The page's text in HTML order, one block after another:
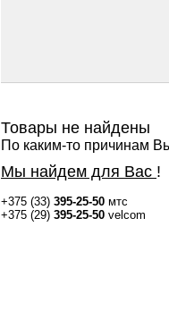
Товары не найдены
По каким-то причинам
Мы найдем для Вас !
+375 (33) 395-25-50 мтс
+375 (29) 395-25-50 velcom